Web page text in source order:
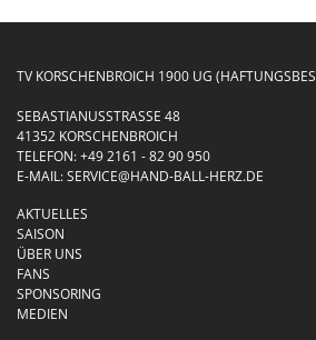
TV KORSCHENBROICH 1900 UG
SEBASTIANUSSTRASSE 48
41352 KORSCHENBROICH
TELEFON:+49 2161 - 82 90 950
E-MAIL:SERVICE@HAND-BALL-HERZ.DE
AKTUELLES
SAISON
ÜBER UNS
FANS
SPONSORING
MEDIEN